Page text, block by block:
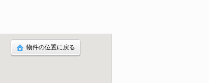
物件の位置に戻る